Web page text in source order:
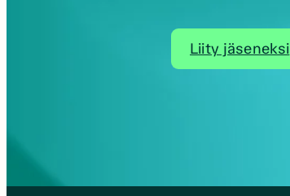
Liity jäseneksi